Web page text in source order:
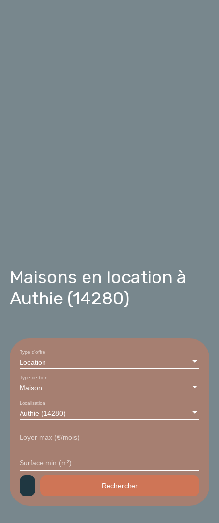
Maisons en location à
Authie (14280)
Location
Type d'offre
Maison
Type de bien
Authie (14280)
Localisation
Loyer max (€/mois)
Surface min (m²)
Rechercher